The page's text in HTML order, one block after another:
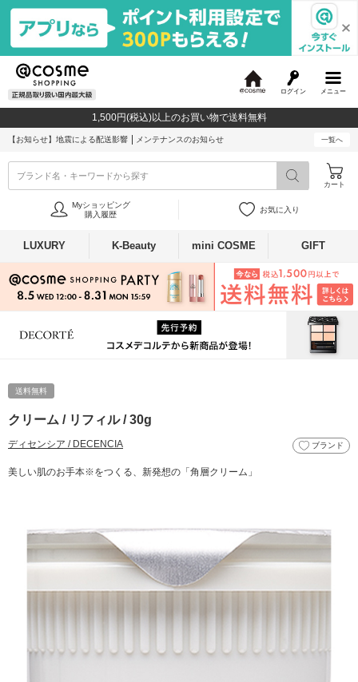
メニュー
ログイン
c
o
1,500円(税込)以上のお買い物で送料無料
【お知らせ】 地震による配送影響 メンテナンスのお知らせ 一覧へ
ブランド名・キーワードから探す
カート
Myショッピング
購入履歴
お気に入り
LUXURY K-Beauty mini COSME GIFT
送料無料
クリーム / リフィル / 30g
ディセンシア / DECENCIA ブランド
美しい肌のお手本※をつくる、新発想の「角層クリーム」